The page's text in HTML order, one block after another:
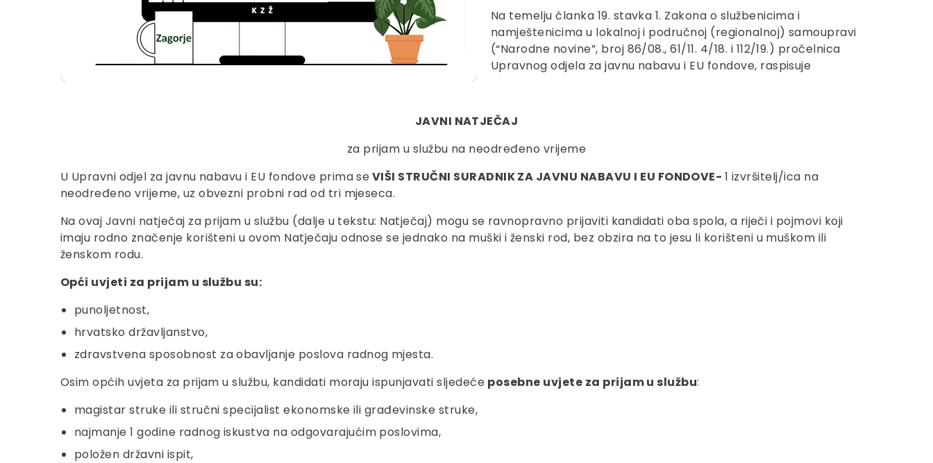
Na temelju članka 19. stavka 1. Zakona o službenicima i
namještenicima u lokalnoj i područnoj (regionalnoj) samoupravi
(“Narodne novine”, broj 86/08., 61/11. 4/18. i 112/19.) pročelnica
Upravnog odjela za javnu nabavu i EU fondove, raspisuje
JAVNI NATJEČAJ
za prijam u službu na neodređeno vrijeme
U Upravni odjel za javnu nabavu i EU fondove prima seVIŠI STRUČNI SURADNIK ZA JAVNU NABAVU I EU FONDOVE- 1 izvršitelj/ica na
neodređeno vrijeme, uz obvezni probni rad od tri mjeseca.
Na ovaj Javni natječaj za prijam u službu (dalje u tekstu: Natječaj) mogu se ravnopravno prijaviti kandidati oba spola, a riječi i pojmovi koji
imaju rodno značenje korišteni u ovom Natječaju odnose se jednako na muški i ženski rod, bez obzira na to jesu li korišteni u muškom ili
ženskom rodu.
Opći uvjeti za prijam u službu su:
punoljetnost,
hrvatsko državljanstvo,
zdravstvena sposobnost za obavljanje poslova radnog mjesta.
Osim općih uvjeta za prijam u službu, kandidati moraju ispunjavati sljedeće posebne uvjete za prijam u službu:
magistar struke ili stručni specijalist ekonomske ili građevinske struke,
najmanje 1 godine radnog iskustva na odgovarajućim poslovima,
položen državni ispit,